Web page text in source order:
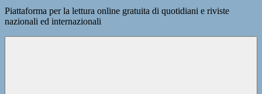
Piattaforma per la lettura online gratuita di quotidiani e riviste
nazionali ed internazionali